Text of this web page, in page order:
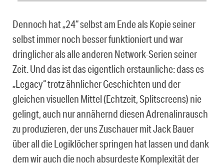
Dennoch hat „24“ selbst am Ende als Kopie seiner
selbst immer noch besser funktioniert und war
dringlicher als alle anderen Network-Serien seiner
Zeit. Und das ist das eigentlich erstaunliche: dass es
„Legacy“ trotz ähnlicher Geschichten und der
gleichen visuellen Mittel (Echtzeit, Splitscreens) nie
gelingt, auch nur annähernd diesen Adrenalinrausch
zu produzieren, der uns Zuschauer mit Jack Bauer
über all die Logiklöcher springen hat lassen und dank
dem wir auch die noch absurdeste Komplexität der